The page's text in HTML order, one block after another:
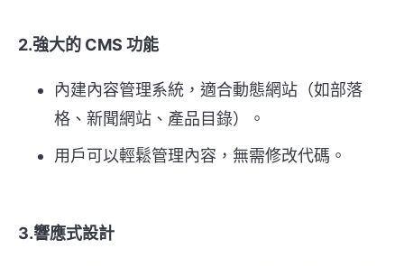
2.強大的 CMS 功能
內建內容管理系統，適合動態網站（如部落
格、新聞網站、產品目錄）。
用戶可以輕鬆管理內容，無需修改代碼。
3.響應式設計